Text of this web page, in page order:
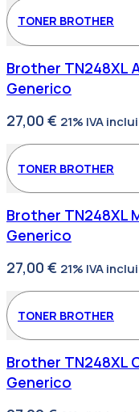
TONER BROTHER
Brother TN248XL
Generico
27,00 € 21% IVA
TONER BROTHER
Brother TN248XL
Generico
27,00 € 21% IVA
TONER BROTHER
Brother TN248XL
Generico